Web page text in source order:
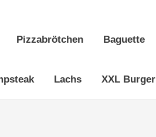
Pizzabrötchen Baguette
Lachs XXL Burger